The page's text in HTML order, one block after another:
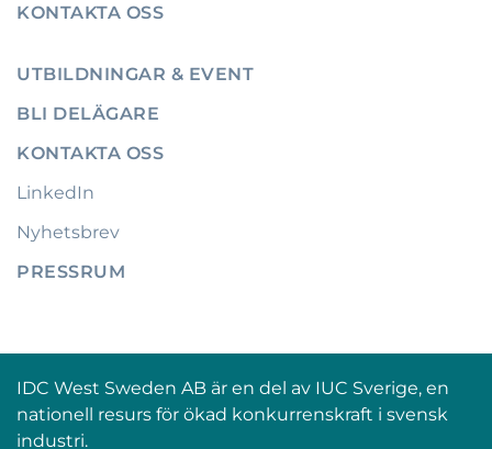
KONTAKTA OSS
UTBILDNINGAR & EVENT
BLI DELÄGARE
KONTAKTA OSS
LinkedIn
Nyhetsbrev
PRESSRUM
IDC West Sweden AB är en del av IUC Sverige, en
nationell resurs för ökad konkurrenskraft i svensk
industri.